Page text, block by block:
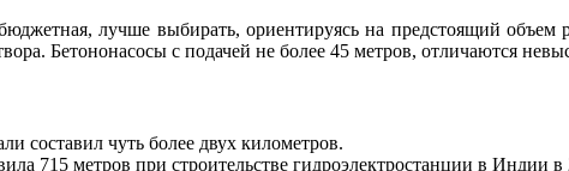
лучше выбирать, ориентируясь на предстоящий объем
Бетононасосы с подачей не более 45 метров, отличаются
составил чуть более двух километров.
715 метров при строительстве гидроэлектростанции в Индии в